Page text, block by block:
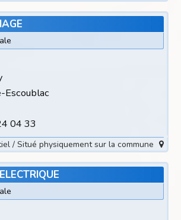
Escoublac
04 33
/ Situé physiquement sur la commune